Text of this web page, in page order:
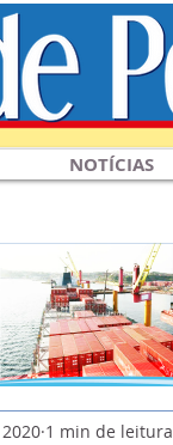
NOTÍCIAS
1 min de leitura